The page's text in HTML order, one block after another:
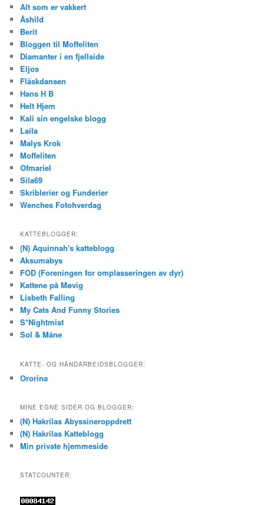
Alt som er vakkert
Åshild
Berit
Bloggen til Moffeliten
Diamanter i en fjellside
Eljos
Fläskdansen
Hans H B
Helt Hjem
Kali sin engelske blogg
Laila
Malys Krok
Moffeliten
Ofmariel
Sila69
Skriblerier og Funderier
Wenches Fotohverdag
KATTEBLOGGER:
(N) Aquinnah's katteblogg
Aksumabys
FOD (Foreningen for omplasseringen av dyr)
Kattene på Møvig
Lisbeth Falling
My Cats And Funny Stories
S*Nightmist
Sol & Måne
KATTE- OG HÅNDARBEIDSBLOGGER:
Ororina
MINE EGNE SIDER OG BLOGGER:
(N) Hakrilas Abyssineroppdrett
(N) Hakrilas Katteblogg
Min private hjemmeside
STATCOUNTER: